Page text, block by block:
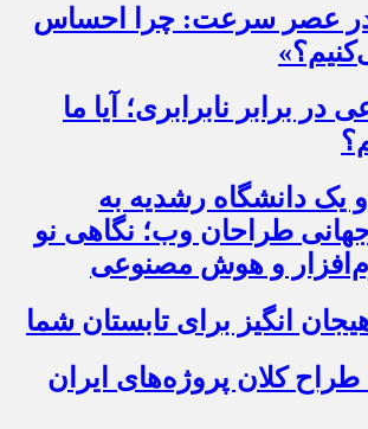
در عصر سرعت: چرا احساس
برابر نابرابری؛ آیا ما
دانشگاه رشدیه به
طراحان وب؛ نگاهی نو
و هوش مصنوعی
انگیز برای تابستان شما
طراح کلان پروژه‌های ایران